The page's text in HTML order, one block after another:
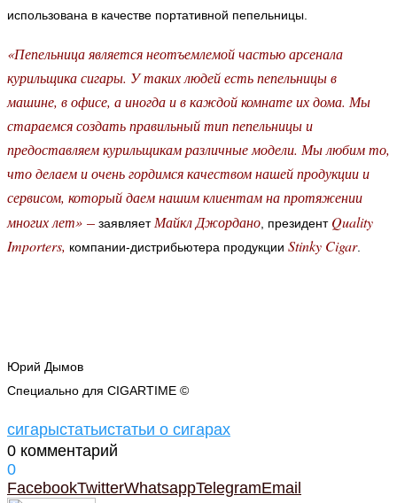
использована в качестве портативной пепельницы.
«Пепельница является неотъемлемой частью арсенала
курильщика сигары. У таких людей есть пепельницы в
машине, в офисе, а иногда и в каждой комнате их дома. Мы
стараемся создать правильный тип пепельницы и
предоставляем курильщикам различные модели. Мы любим то,
что делаем и очень гордимся качеством нашей продукции и
сервисом, который даем нашим клиентам на протяжении
многих лет» – заявляет Майкл Джордано , президент Quality
Importers, компании-дистрибьютера продукции Stinky Cigar.
Юрий Дымов
Специально для CIGARTIME ©
сигарыстатьистатьи о сигарах
0 комментарий
0
FacebookTwitterWhatsappTelegramEmail